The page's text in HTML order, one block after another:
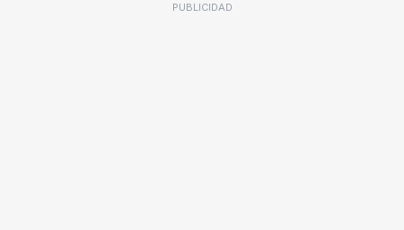
PUBLICIDAD